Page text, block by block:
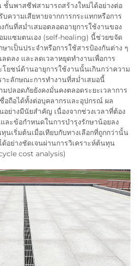
ชั้นพาสซีฟสามารถสร้างใหม่ได้อย่างต่อ
ความเสียหายจากการกระแทกหรือการ
กันที่สม่ำเสมอตลอดอายุการใช้งานของ
แซมตนเอง (self-healing) นี้ช่วยขจัด
าเป็นประจำหรือการใช้สารป้องกันต่าง ๆ
ดลง และลดเวลาหยุดทำงานเพื่อการ
ยชน์ด้านอายุการใช้งานนั้นเกินกว่าความ
าะลักษณะการทำงานที่สม่ำเสมอนี้
ปลอดภัยยังคงมั่นคงตลอดระยะเวลาการ
อถือได้ทั้งต่อบุคลากรและอุปกรณ์ ผล
ย่างมีนัยสำคัญ เนื่องจากช่วงเวลาที่ต้อง
ะข้อกำหนดในการบำรุงรักษาน้อยลง
นเริ่มต้นเมื่อเทียบกับทางเลือกที่ถูกกว่านั้น
อย่างชัดเจนผ่านการวิเคราะห์ต้นทุน
cost analysis)